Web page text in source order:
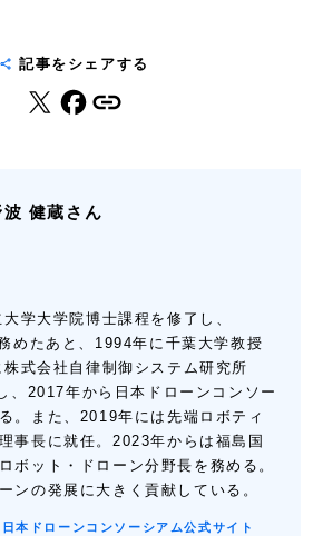
記事をシェアする
波 健蔵さん
学大学院博士課程を修了し、
めたあと、1994年に千葉大学教授
式会社自律制御システム研究所
、2017年から日本ドローンコンソー
。また、2019年には先端ロボティ
事長に就任。2023年からは福島国
ボット・ドローン分野長を務める。
ンの発展に大きく貢献している。
本ドローンコンソーシアム公式サイト​